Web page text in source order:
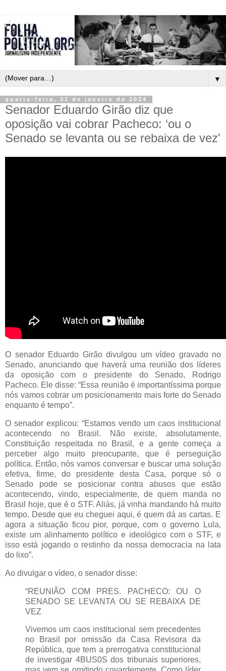
▼
quarta-feira, 31 de janeiro de 2024
Senador Eduardo Girão diz que
oposição vai cobrar Pacheco: ‘ou o
Senado se levanta ou se rebaixa de vez'
O senador Eduardo Girão divulgou um vídeo gravado no
Senado, anunciando que haverá uma reunião dos líderes
da oposição com o presidente do Senado, Rodrigo
Pacheco. Ele disse: “Essa reunião é importantíssima porque
nós vamos cobrar um posicionamento mais forte do Senado
enquanto é tempo”.
O senador explicou: “Estamos vendo um caos institucional
acontecendo no Brasil. Não existe, absolutamente,
Constituição respeitada no Brasil, e a gente começa a
perceber algo muito preocupante, que é perseguição
política. Então, nós vamos conversar e buscar uma solução
efetiva, firme, do presidente desta Casa, porque só o
Senado pode se posicionar contra abusos que estão
acontecendo, vindo, especialmente, de quem manda no
Brasil hoje, que é o STF. Aliás, já vinha mandando há muito
tempo. Desde que eu cheguei aqui, é quem dá as cartas. E
agora a situação ficou pior, porque, com o governo Lula,
existe um alinhamento político e ideológico com o STF, e
isso está jogando o restinho da nossa democracia na lata
do lixo”.
Ao divulgar o vídeo, o senador disse:
“REUNIÃO COM PRES. PACHECO: OU O
SENADO SE LEVANTA OU SE REBAIXA DE
VEZ
Vivemos um caos institucional sem precedentes
no Brasil por omissão da Casa Revisora da
República, que tem a prerrogativa constitucional
de investigar 4BUS0S dos tribunais superiores,